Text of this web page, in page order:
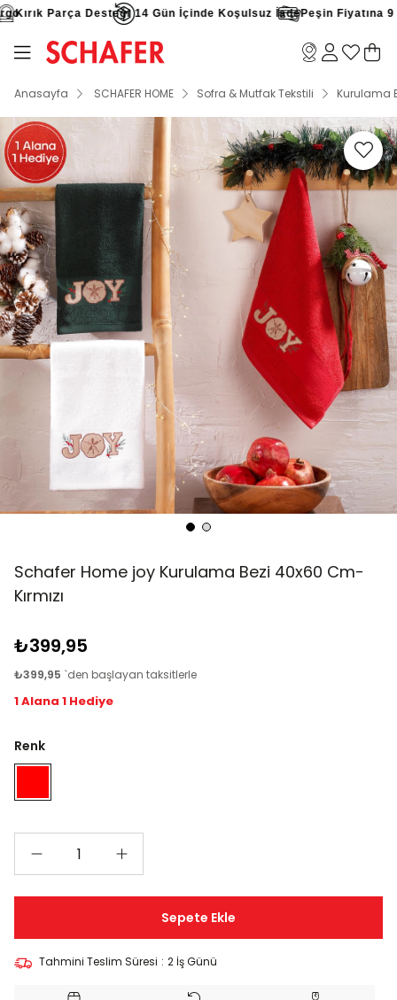
Kırık Parça Desteği 14 Gün İçinde Koşulsuz İadePeşin Fiyatına 9
Anasayfa SCHAFER HOME Sofra & Mutfak Tekstili Kurulama
Schafer Home joy Kurulama Bezi 40x60 Cm-
Kırmızı
₺399,95
₺399,95 `den başlayan taksitlerle
1 Alana 1 Hediye
Renk
Tahmini Teslim Süresi : 2 İş Günü